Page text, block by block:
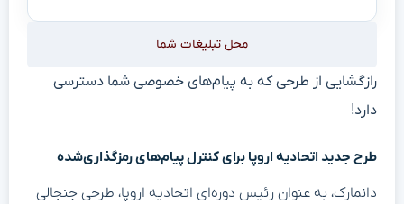
محل تبلیغات شما
رازگشایی از طرحی که به پیام‌های خصوصی شما دسترسی
دارد!
طرح جدید اتحادیه اروپا برای کنترل پیام‌های رمزگذاری‌شده
دانمارک، به عنوان رئیس دوره‌ای اتحادیه اروپا، طرحی جنجالی